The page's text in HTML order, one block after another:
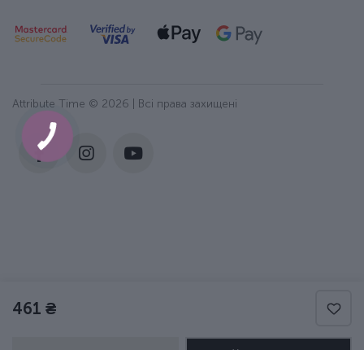
461 ₴
Attribute Time © 2026 | Всі права захищені